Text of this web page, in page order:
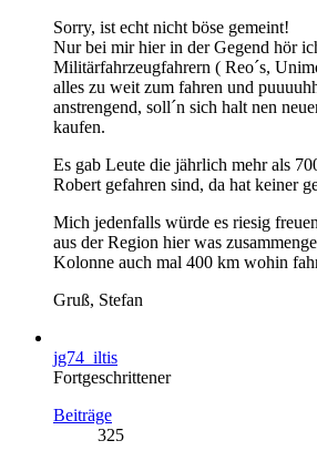
Sorry, ist echt nicht böse gemeint!
Nur bei mir hier in der Gegend hör
Militärfahrzeugfahrern ( Reo´s,
alles zu weit zum fahren und
anstrengend, soll´n sich halt nen
kaufen.
Es gab Leute die jährlich mehr als
Robert gefahren sind, da hat keiner
Mich jedenfalls würde es riesig
aus der Region hier was
Kolonne auch mal 400 km wohin
Gruß, Stefan
jg74_iltis
Fortgeschrittener
Beiträge
325